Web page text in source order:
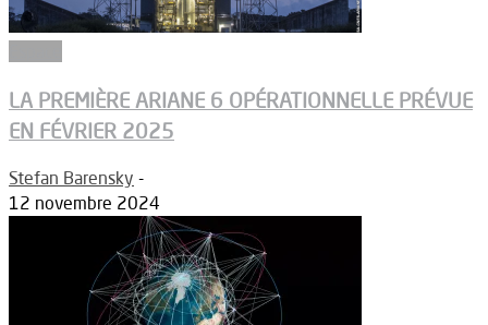
LA PREMIÈRE ARIANE 6 OPÉRATIONNELLE PRÉVUE
EN FÉVRIER 2025
Stefan Barensky -
12 novembre 2024